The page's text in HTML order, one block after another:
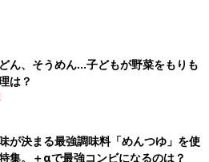
ん、そうめん…子どもが野菜をもりも
は？
が決まる最強調味料「めんつゆ」を使
集。＋αで最強コンビになるのは？